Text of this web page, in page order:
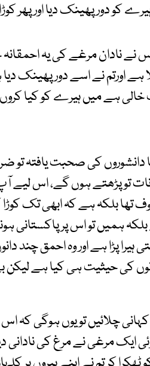
کو دور پھینک دیا اورپھر
اس نے نادان مرغے کی یہ
ہے اورتم نے اسے دور پھینک
خالی ہے میں ہیرے کو کیا
دانشوروں کی صحبت یافتہ تو
تو پڑھتے ہوں گے، اس لیے
تھا بلکہ ہے کہ ابھی تک
ہمیں تو اس پر پاکستانی
ہیرا پڑا ہے اور وہ احمق
کی حیثیت ہی کیا ہے
چلائیں تو یوں ہوگی کہ اس
ایک مرغی نے مرغ کی